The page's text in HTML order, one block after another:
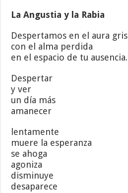
La Angustia y la Rabia
Despertamos en el aura gris
con el alma perdida
en el espacio de tu ausencia.
Despertar
y ver
un día más
amanecer
lentamente
muere la esperanza
se ahoga
agoniza
disminuye
desaparece